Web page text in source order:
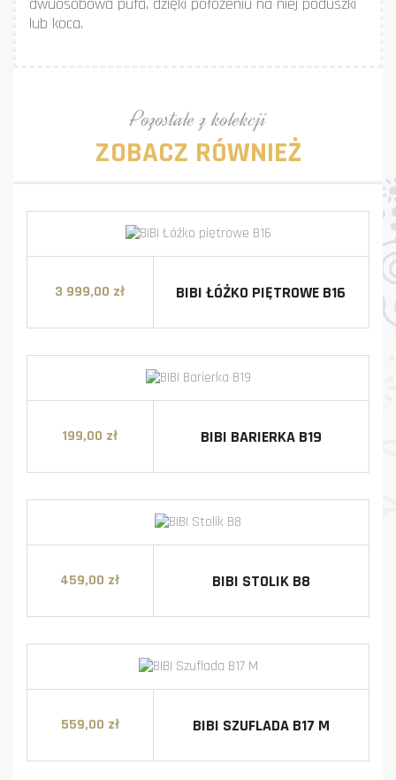
lub koca.
Pozostałe z kolekcji
ZOBACZ RÓWNIEŻ
Cena
3 999,00 zł BIBI ŁÓŻKO PIĘTROWE B16
Cena
199,00 zł BIBI BARIERKA B19
Cena
459,00 zł BIBI STOLIK B8
Cena
559,00 zł BIBI SZUFLADA B17 M